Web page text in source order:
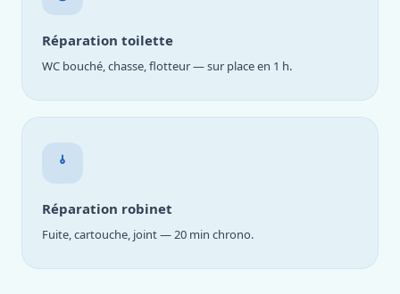
Réparation toilette
WC bouché, chasse, flotteur — sur place en 1 h.
Réparation robinet
Fuite, cartouche, joint — 20 min chrono.